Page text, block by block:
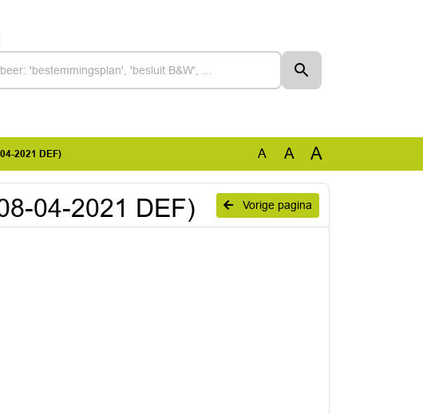
2021 DEF) A A A
Vorige pagina
04-2021 DEF)